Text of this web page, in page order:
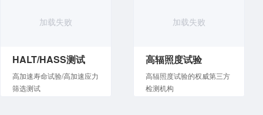
加载失败
HALT/HASS测试
高加速寿命试验/高加速应力
筛选测试
加载失败
高辐照度试验
高辐照度试验的权威第三方
检测机构